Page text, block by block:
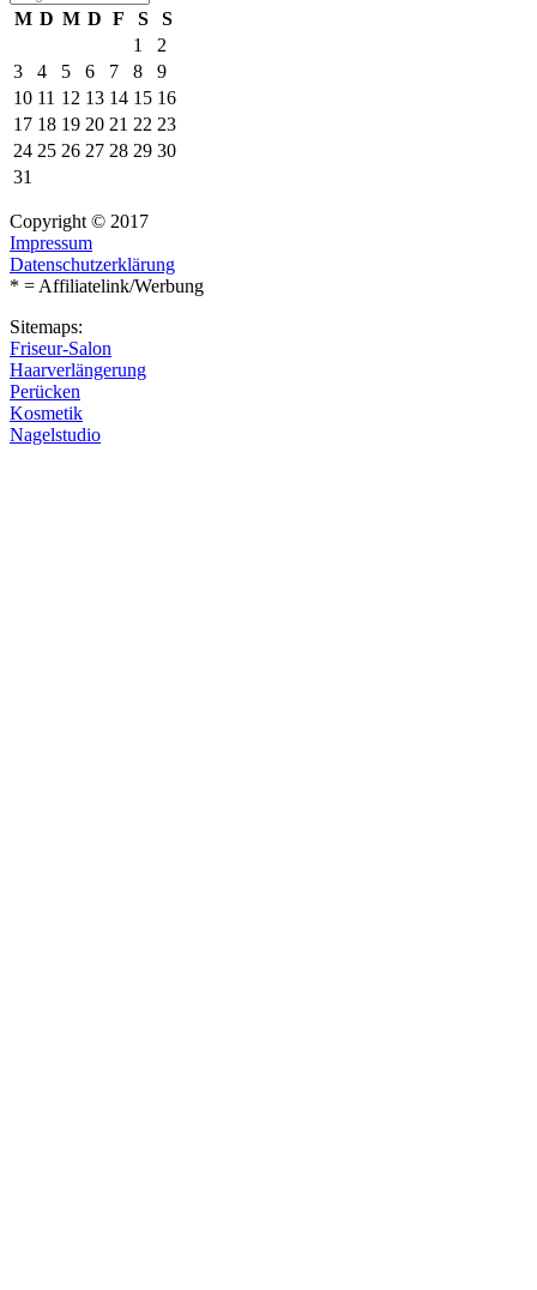
M D M D F S
S
1
2
3
4 5 6 7 8
9
10 11 12 13 14 15 16
17 18 19 20 21 22 23
24 25 26 27 28 29 30
31
Copyright © 2017
Impressum
Datenschutzerklärung
* = Affiliatelink/Werbung
Sitemaps:
Friseur-Salon
Haarverlängerung
Perücken
Kosmetik
Nagelstudio